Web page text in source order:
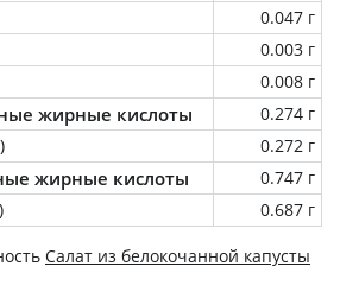
0.047 г
0.003 г
0.008 г
жирные кислоты
0.274 г
0.272 г
жирные кислоты
0.747 г
0.687 г
Салат из белокочанной капусты